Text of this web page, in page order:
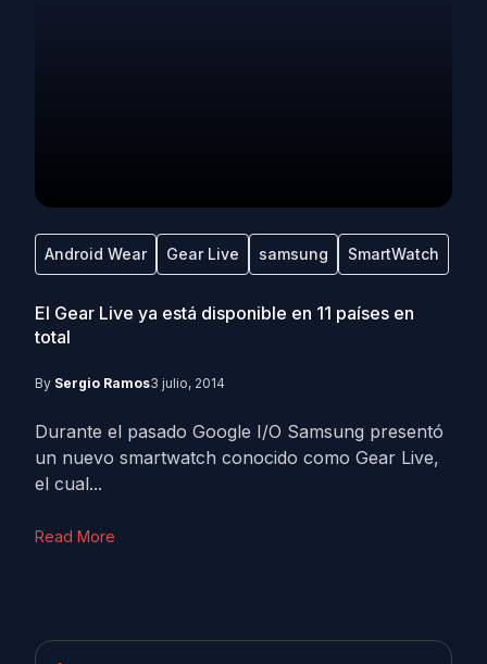
Android Wear Gear Live samsung SmartWatch
El Gear Live ya está disponible en 11 países en
total
By Sergio Ramos3 julio, 2014
Durante el pasado Google I/O Samsung presentó
un nuevo smartwatch conocido como Gear Live,
el cual...
Read More